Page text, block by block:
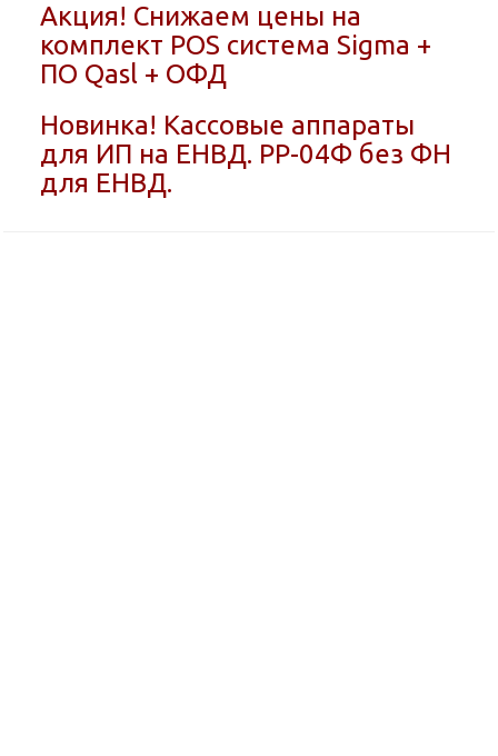
Акция! Снижаем цены на
комплект POS система Sigma +
ПО Qasl + ОФД
Новинка! Кассовые аппараты
для ИП на ЕНВД. РР-04Ф без ФН
для ЕНВД.